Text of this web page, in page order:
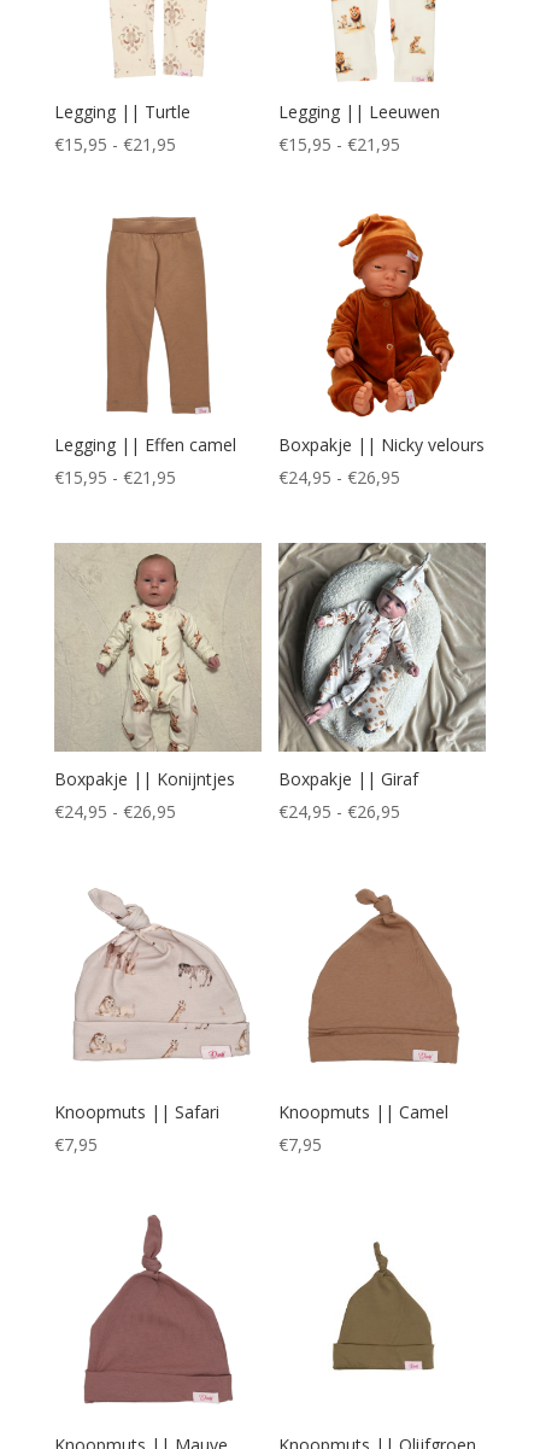
Legging || Turtle
€15,95 - €21,95Prijsklasse:
€21,95
Legging || Leeuwen
€15,95 - €21,95
€21,95
Legging || Effen camel
€15,95 - €21,95Prijsklasse:
tot
€21,95
Boxpakje || Nicky velours
€24,95 - €26,95
tot
€26,95
Boxpakje || Konijntjes
€24,95 - €26,95Prijsklasse:
Boxpakje || Giraf
€24,95 - €26,95
Knoopmuts || Safari
€7,95
Knoopmuts || Camel
€7,95